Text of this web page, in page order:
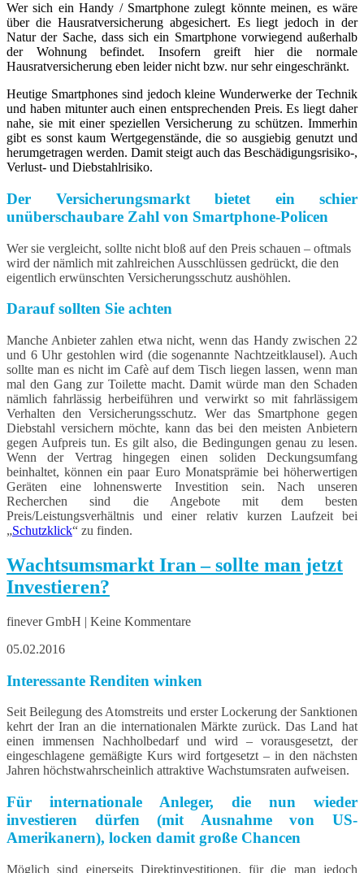
Wer sich ein Handy / Smartphone zulegt könnte meinen, es wäre
über die Hausratversicherung abgesichert. Es liegt jedoch in der
Natur der Sache, dass sich ein Smartphone vorwiegend außerhalb
der Wohnung befindet. Insofern greift hier die normale
Hausratversicherung eben leider nicht bzw. nur sehr eingeschränkt.
Heutige Smartphones sind jedoch kleine Wunderwerke der Technik
und haben mitunter auch einen entsprechenden Preis. Es liegt daher
nahe, sie mit einer speziellen Versicherung zu schützen. Immerhin
gibt es sonst kaum Wertgegenstände, die so ausgiebig genutzt und
herumgetragen werden. Damit steigt auch das Beschädigungsrisiko-,
Verlust- und Diebstahlrisiko.
Der Versicherungsmarkt bietet ein schier
unüberschaubare Zahl von Smartphone-Policen
Wer sie vergleicht, sollte nicht bloß auf den Preis schauen – oftmals
wird der nämlich mit zahlreichen Ausschlüssen gedrückt, die den
eigentlich erwünschten Versicherungsschutz aushöhlen.
Darauf sollten Sie achten
Manche Anbieter zahlen etwa nicht, wenn das Handy zwischen 22
und 6 Uhr gestohlen wird (die sogenannte Nachtzeitklausel). Auch
sollte man es nicht im Cafè auf dem Tisch liegen lassen, wenn man
mal den Gang zur Toilette macht. Damit würde man den Schaden
nämlich fahrlässig herbeiführen und verwirkt so mit fahrlässigem
Verhalten den Versicherungsschutz. Wer das Smartphone gegen
Diebstahl versichern möchte, kann das bei den meisten Anbietern
gegen Aufpreis tun. Es gilt also, die Bedingungen genau zu lesen.
Wenn der Vertrag hingegen einen soliden Deckungsumfang
beinhaltet, können ein paar Euro Monatsprämie bei höherwertigen
Geräten eine lohnenswerte Investition sein. Nach unseren
Recherchen sind die Angebote mit dem besten
Preis/Leistungsverhältnis und einer relativ kurzen Laufzeit bei
„Schutzklick“ zu finden.
Wachtsumsmarkt Iran – sollte man jetzt
Investieren?
finever GmbH | Keine Kommentare
05.02.2016
Interessante Renditen winken
Seit Beilegung des Atomstreits und erster Lockerung der Sanktionen
kehrt der Iran an die internationalen Märkte zurück. Das Land hat
einen immensen Nachholbedarf und wird – vorausgesetzt, der
eingeschlagene gemäßigte Kurs wird fortgesetzt – in den nächsten
Jahren höchstwahrscheinlich attraktive Wachstumsraten aufweisen.
Für internationale Anleger, die nun wieder
investieren dürfen (mit Ausnahme von US-
Amerikanern), locken damit große Chancen
Möglich sind einerseits Direktinvestitionen, für die man jedoch